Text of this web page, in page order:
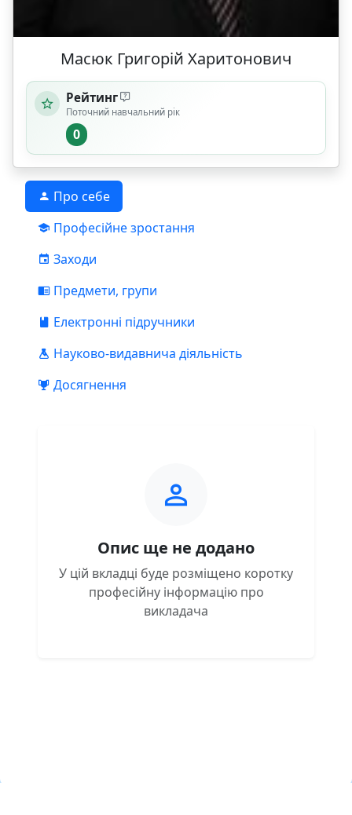
Масюк Григорій Харитонович
Рейтинг
Поточний навчальний рік
0
Про себе
Професійне зростання
Заходи
Предмети, групи
Електронні підручники
Науково-видавнича діяльність
Досягнення
Опис ще не додано
У цій вкладці буде розміщено коротку
професійну інформацію про
викладача